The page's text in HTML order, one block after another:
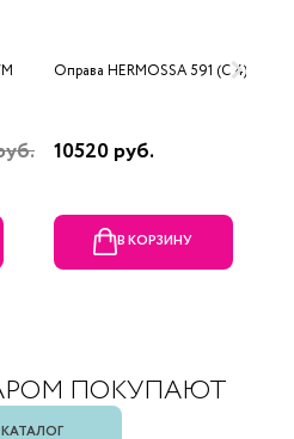
Оправа HERMOSSA 591 (C 4)
10520 руб.
В КОРЗИНУ
ПОКУПАЮТ
КАТАЛОГ